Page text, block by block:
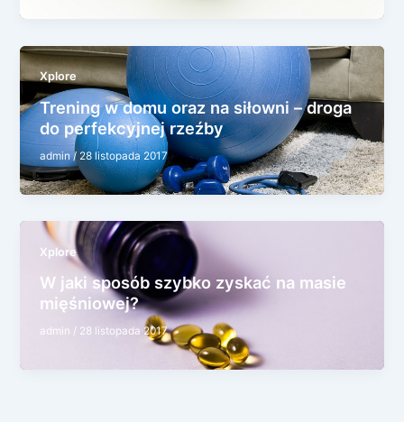
Xplore
Trening w domu oraz na siłowni – droga
do perfekcyjnej rzeźby
admin/ 28 listopada 2017
Xplore
W jaki sposób szybko zyskać na masie
mięśniowej?
admin / 28 listopada 2017